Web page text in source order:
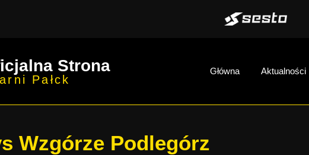
Strona
Pałck
Główna Aktualności
Wzgórze Podlegórz